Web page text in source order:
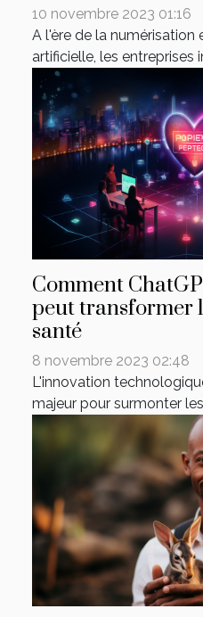
10 novembre 2023 01:16
A l'ère de la numérisation
artificielle, les entreprises
Comment
peut transformer
santé
8 novembre 2023 02:48
L'innovation
majeur pour surmonter